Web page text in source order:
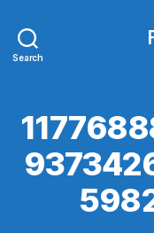
Search